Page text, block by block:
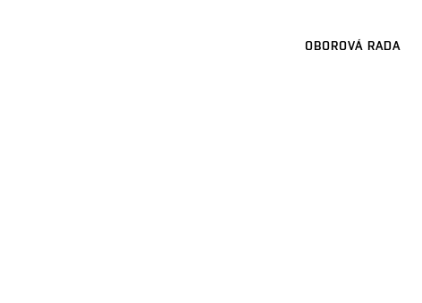
OBOROVÁ RADA